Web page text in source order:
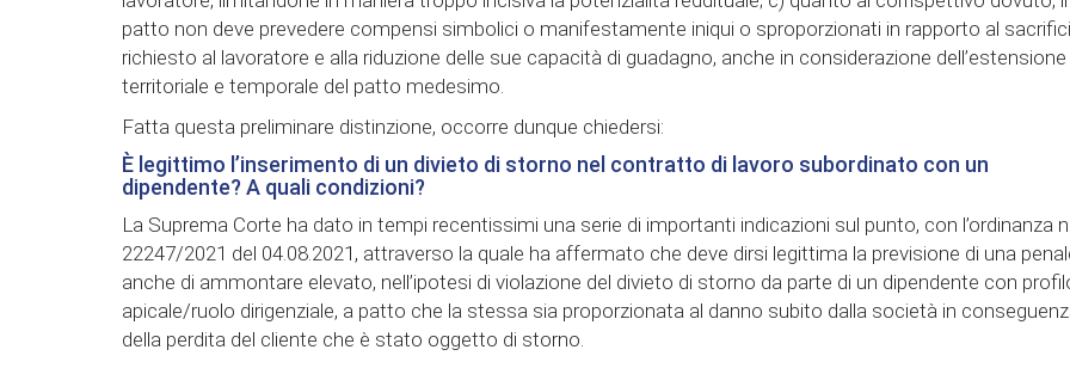
patto non deve prevedere compensi simbolici o manifestamente iniqui o sproporzionati in rapporto al
richiesto al lavoratore e alla riduzione delle sue capacità di guadagno, anche in considerazione dell’estensione
territoriale e temporale del patto medesimo.
Fatta questa preliminare distinzione, occorre dunque chiedersi:
È legittimo l’inserimento di un divieto di storno nel contratto di lavoro subordinato con un
dipendente? A quali condizioni?
La Suprema Corte ha dato in tempi recentissimi una serie di importanti indicazioni sul punto, con l’ordinanza n.
22247/2021 del 04.08.2021, attraverso la quale ha affermato che deve dirsi legittima la previsione di una
anche di ammontare elevato, nell’ipotesi di violazione del divieto di storno da parte di un dipendente con
apicale/ruolo dirigenziale, a patto che la stessa sia proporzionata al danno subito dalla società in
della perdita del cliente che è stato oggetto di storno.